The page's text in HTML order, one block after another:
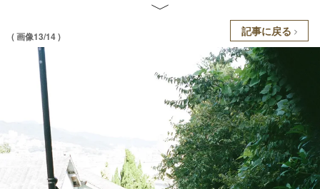
( 画像13/14 ) 記事に戻る